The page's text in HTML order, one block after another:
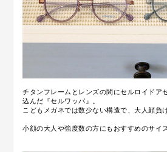
チタンフレームとレンズの間にセルロイドア
込んだ『セルワッパ』。
こどもメガネでは数少ない構造で、大人顔負
小顔の大人や強度数の方にもおすすめのサイ